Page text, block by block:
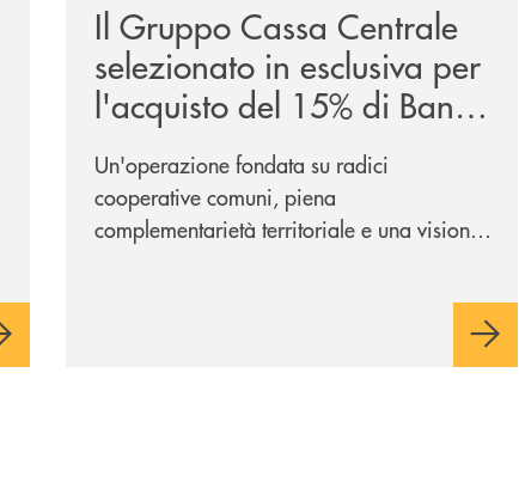
Il Gruppo Cassa Centrale
selezionato in esclusiva per
l'acquisto del 15% di Banca
Cambiano 1884
Un'operazione fondata su radici
cooperative comuni, piena
complementarietà territoriale e una visione